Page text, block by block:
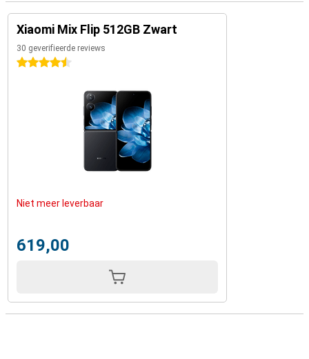
Xiaomi Mix Flip 512GB Zwart
30 geverifieerde reviews
4.5 sterren
Niet meer leverbaar
619,00